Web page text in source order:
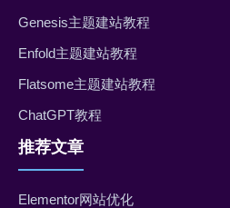
Genesis主题建站教程
Enfold主题建站教程
Flatsome主题建站教程
ChatGPT教程
推荐文章
Elementor网站优化